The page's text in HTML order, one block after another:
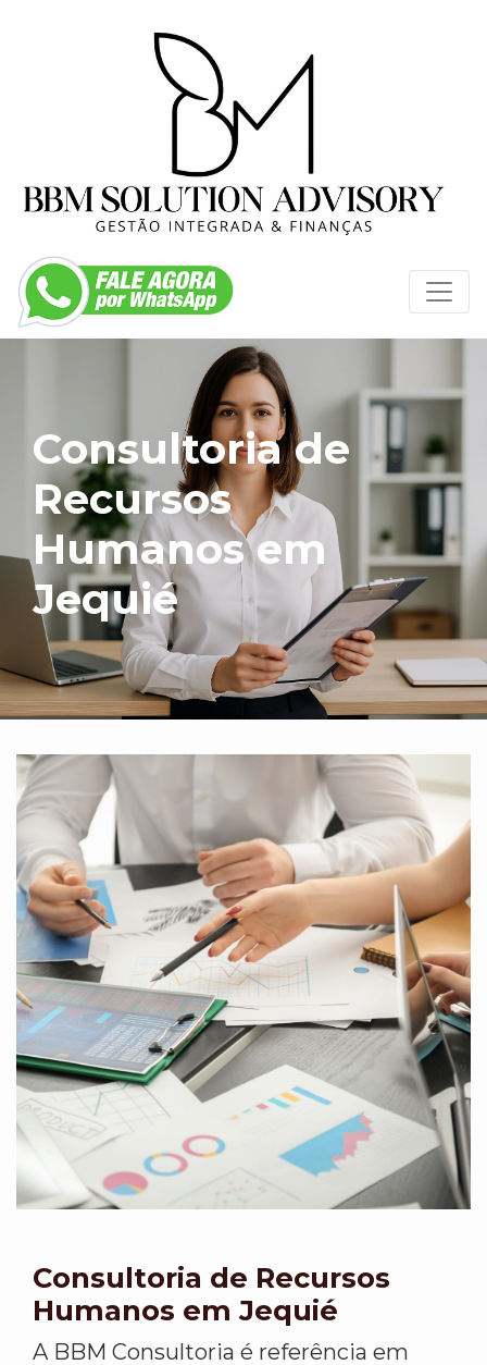
Consultoria de
Recursos
Humanos em
Jequié
Consultoria de Recursos
Humanos em Jequié
A BBM Consultoria é referência em